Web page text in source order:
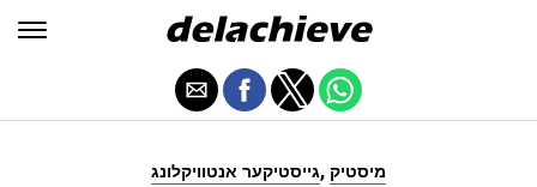
גייסטיקער אנטוויקלונג, מיסטיק